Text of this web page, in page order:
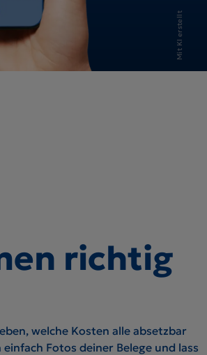
Mit KI erstellt
richtig
welche Kosten alle absetzbar
Fotos deiner Belege und lass